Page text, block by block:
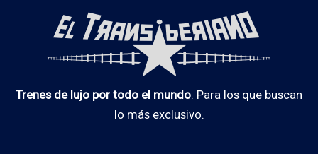
Trenes de lujo por todo el mundo. Para los que buscan
lo más exclusivo.